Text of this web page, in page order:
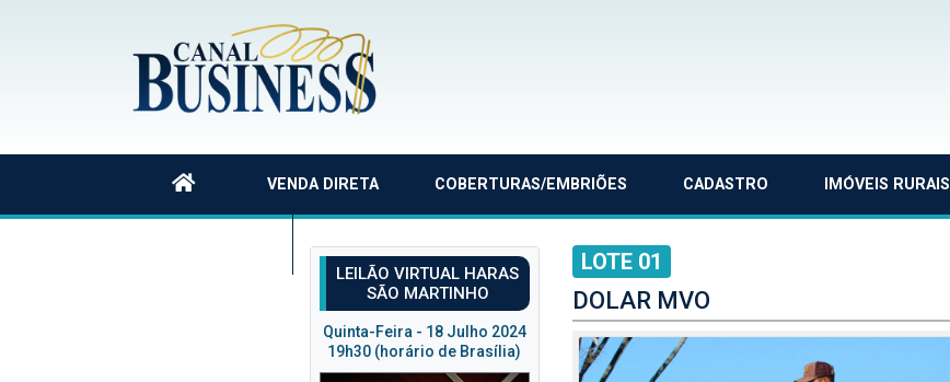
VENDA DIRETA COBERTURAS/EMBRIÕES CADASTRO IMÓVEIS RURAIS
LEILÃO VIRTUAL HARAS
SÃO MARTINHO
Quinta-Feira - 18 Julho 2024
19h30 (horário de Brasília)
LOTE 01
DOLAR MVO